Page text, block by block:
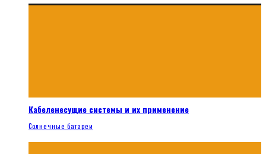
Кабеленесущие системы и их применение
Солнечные батареи